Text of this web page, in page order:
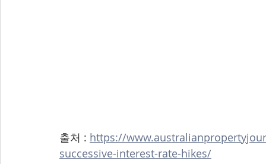
출처 : https://
successive-interest-rate-hikes/